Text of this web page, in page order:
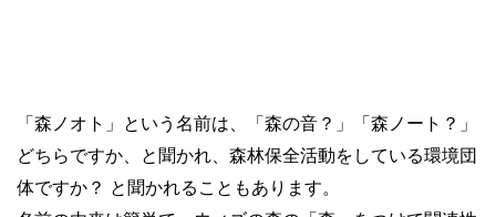
「森ノオト」という名前は、「森の音？」「森ノート？」
どちらですか、と聞かれ、森林保全活動をしている環境団
体ですか？ と聞かれることもあります。